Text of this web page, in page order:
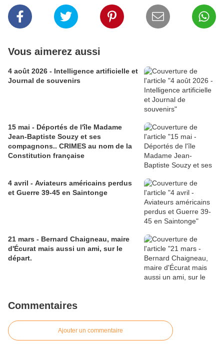
Vous aimerez aussi
4 août 2026 - Intelligence artificielle et
Journal de souvenirs
15 mai - Déportés de l'île Madame
Jean-Baptiste Souzy et ses
compagnons.. CRIMES au nom de la
Constitution française
4 avril - Aviateurs américains perdus
et Guerre 39-45 en Saintonge
21 mars - Bernard Chaigneau, maire
d'Écurat mais aussi un ami, sur le
départ.
Commentaires
Ajouter un commentaire